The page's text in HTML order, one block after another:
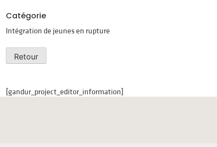
Catégorie
Intégration de jeunes en rupture
Retour
[gandur_project_editor_information]